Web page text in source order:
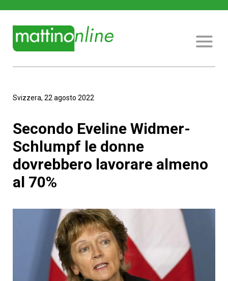
Svizzera, 22 agosto 2022
Secondo Eveline Widmer-
Schlumpf le donne
dovrebbero lavorare almeno
al 70%